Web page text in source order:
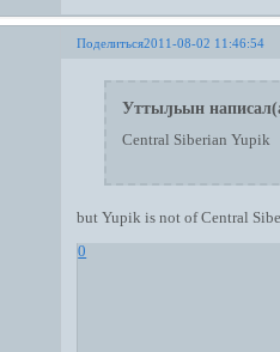
Поделиться2011-08-02 11:46:54
Уттыԓьын
Central Siberian Yupik
but Yupik is not of Central
0